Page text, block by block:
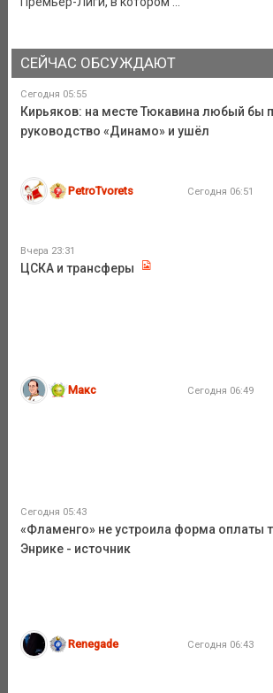
СЕЙЧАС ОБСУЖДАЮТ
Сегодня 05:55
Кирьяков: на месте Тюкавина любый бы
руководство «Динамо» и ушёл
PetroTvorets Сегодня 06:51
Вчера 23:31
ЦСКА и трансферы
Макс Сегодня 06:49
Сегодня 05:43
«Фламенго» не устроила форма оплаты
Энрике - источник
Renegade Сегодня 06:43